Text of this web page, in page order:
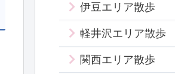
伊豆エリア散歩
軽井沢エリア散歩
関西エリア散歩